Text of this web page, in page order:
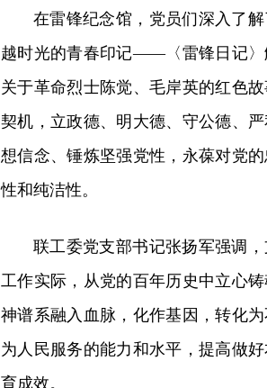
在雷锋纪念馆，党员们深入了
越时光的青春印记——〈雷锋日记〉
关于革命烈士陈觉、毛岸英的红色
契机，立政德、明大德、守公德、
想信念、锤炼坚强党性，永葆对党
性和纯洁性。
联工委党支部书记张扬军强调
工作实际，从党的百年历史中立心
神谱系融入血脉，化作基因，转化
为人民服务的能力和水平，提高做
育成效。